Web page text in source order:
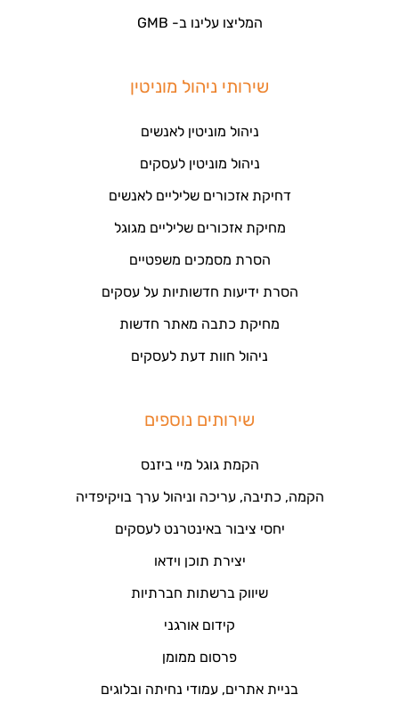
המליצו עלינו ב- GMB
שירותי ניהול מוניטין
ניהול מוניטין לאנשים
ניהול מוניטין לעסקים
דחיקת אזכורים שליליים לאנשים
מחיקת אזכורים שליליים מגוגל
הסרת מסמכים משפטיים
הסרת ידיעות חדשותיות על עסקים
מחיקת כתבה מאתר חדשות
ניהול חוות דעת לעסקים
שירותים נוספים
הקמת גוגל מיי ביזנס
הקמה, כתיבה, עריכה וניהול ערך בויקיפדיה
יחסי ציבור באינטרנט לעסקים
יצירת תוכן וידאו
שיווק ברשתות חברתיות
קידום אורגני
פרסום ממומן
בניית אתרים, עמודי נחיתה ובלוגים